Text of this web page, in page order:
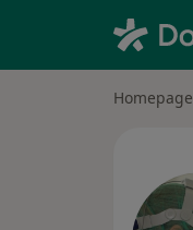
Homepage